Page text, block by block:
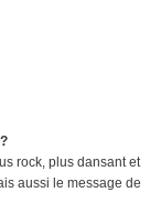
rock, plus dansant et
aussi le message de